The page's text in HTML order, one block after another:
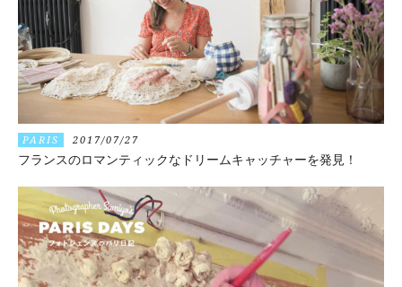
PARIS 2017/07/27
フランスのロマンティックなドリームキャッチャーを発見！